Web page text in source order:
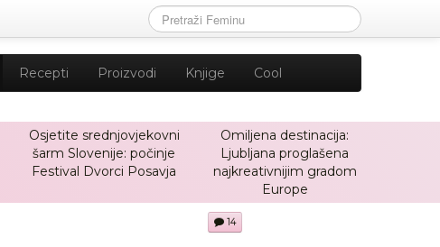
Recepti Proizvodi Knjige Cool
Osjetite srednjovjekovni
šarm Slovenije: počinje
Festival Dvorci Posavja
Omiljena destinacija:
Ljubljana proglašena
najkreativnijim gradom
Europe
14